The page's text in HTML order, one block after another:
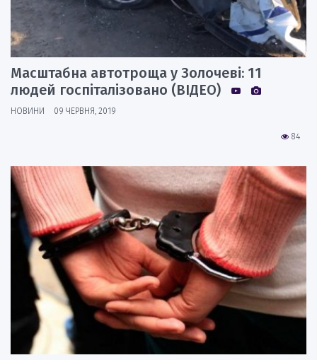
Масштабна автотроща у Золочеві: 11
людей госпіталізовано (ВІДЕО)
НОВИНИ 09 ЧЕРВНЯ, 2019
84